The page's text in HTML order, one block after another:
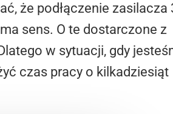
że podłączenie zasilacza
sens. O te dostarczone z
w sytuacji, gdy
czas pracy o kilkadziesiąt